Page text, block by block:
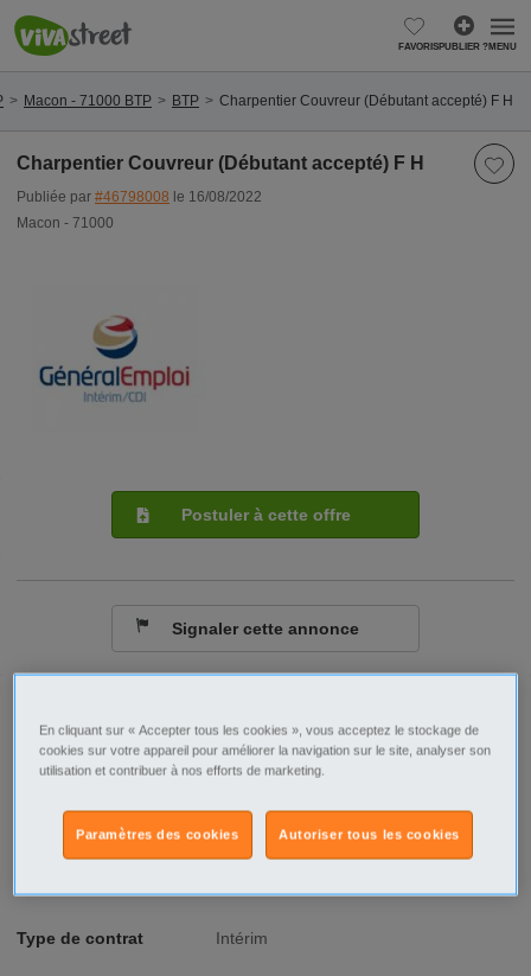
FAVORISPUBLIER ?MENU
Macon - 71000 BTP BTP Charpentier Couvreur (Débutant accepté) F H
Charpentier Couvreur (Débutant accepté) F H
Publiée par #46798008 le 16/08/2022
Macon - 71000
Saône-et-Loire
Macon - 71000
No SIREN 809228190
Fonction BTP
Type de contrat Intérim
Postuler à cette offre
Signaler cette annonce
En cliquant sur « Accepter tous les cookies », vous acceptez le stockage de
cookies sur votre appareil pour améliorer la navigation sur le site, analyser son
utilisation et contribuer à nos efforts de marketing.
Autoriser tous les cookies
Paramètres des cookies